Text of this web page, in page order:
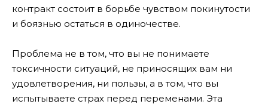
контракт состоит в борьбе чувством покинутости
и боязнью остаться в одиночестве.
Проблема не в том, что вы не понимаете
токсичности ситуаций, не приносящих вам ни
удовлетворения, ни пользы, а в том, что вы
испытываете страх перед переменами. Эта